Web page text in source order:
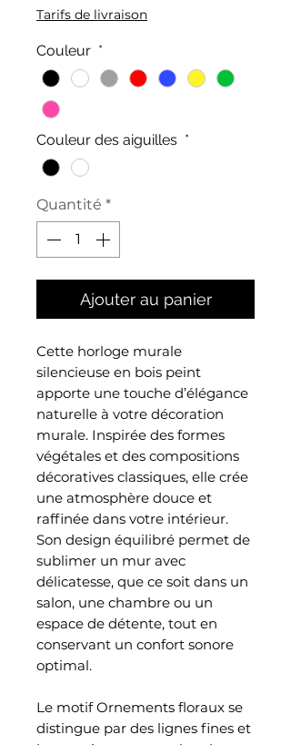
Tarifs de livraison
Couleur *
Couleur des aiguilles *
Quantité *
Ajouter au panier
Cette horloge murale
silencieuse en bois peint
apporte une touche d’élégance
naturelle à votre décoration
murale. Inspirée des formes
végétales et des compositions
décoratives classiques, elle crée
une atmosphère douce et
raffinée dans votre intérieur.
Son design équilibré permet de
sublimer un mur avec
délicatesse, que ce soit dans un
salon, une chambre ou un
espace de détente, tout en
conservant un confort sonore
optimal.
Le motif Ornements floraux se
distingue par des lignes fines et